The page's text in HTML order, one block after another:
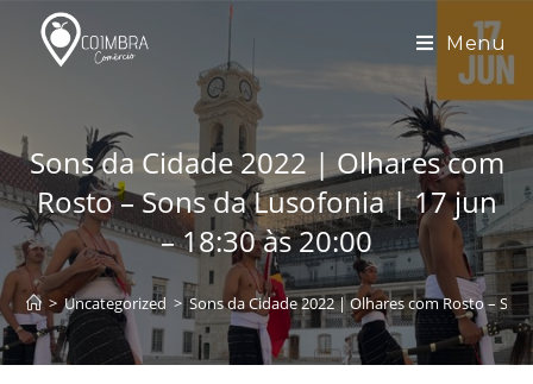
content
Menu
Sons da Cidade 2022 | Olhares com
Rosto – Sons da Lusofonia | 17 jun
– 18:30 às 20:00
> Uncategorized > Sons da Cidade 2022 | Olhares com Rosto –